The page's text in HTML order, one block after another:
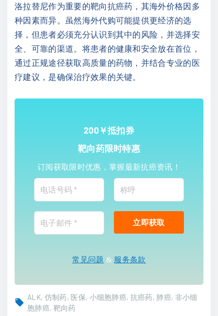
洛拉替尼作为重要的靶向抗癌药，其海外价格因多
种因素而异。虽然海外代购可能提供更经济的选
择，但患者必须充分认识到其中的风险，并选择安
全、可靠的渠道。将患者的健康和安全放在首位，
通过正规途径获取高质量的药物，并结合专业的医
疗建议，是确保治疗效果的关键。
200￥抵扣券
靶向药限时特惠
订阅获取限时优惠，掌握最新抗癌资讯！
常见问题 & 服务条款
ALK 仿制药 医保 小细胞肺癌 抗癌药 肺癌 非小细
胞肺癌 靶向药